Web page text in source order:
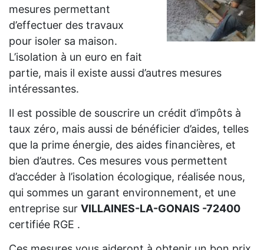
mesures permettant
d’effectuer des travaux
pour isoler sa maison.
L’isolation à un euro en fait
partie, mais il existe aussi d’autres mesures
intéressantes.
Il est possible de souscrire un crédit d’impôts à
taux zéro, mais aussi de bénéficier d’aides, telles
que la prime énergie, des aides financières, et
bien d’autres. Ces mesures vous permettent
d’accéder à l’isolation écologique, réalisée nous,
qui sommes un garant environnement, et une
entreprise sur VILLAINES-LA-GONAIS -72400
certifiée RGE .